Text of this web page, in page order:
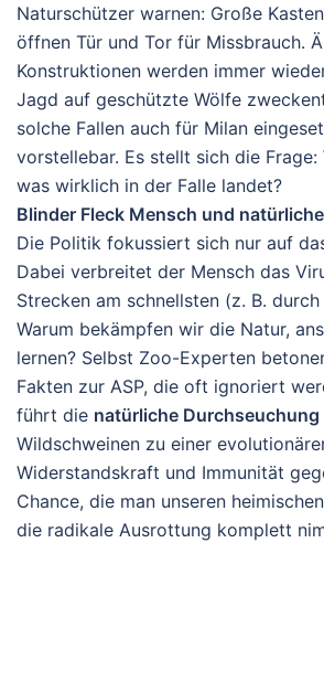
Naturschützer warnen: Große
öffnen Tür und Tor für Missbrauch.
Konstruktionen werden immer
Jagd auf geschützte Wölfe
solche Fallen auch für Milan
vorstellebar. Es stellt sich die
was wirklich in der Falle landet?
Blinder Fleck Mensch und
Die Politik fokussiert sich nur auf
Dabei verbreitet der Mensch das
Strecken am schnellsten (z. B.
Warum bekämpfen wir die Natur,
lernen? Selbst Zoo-Experten
Fakten zur ASP, die oft ignoriert
führt die natürliche Durchseuchung
Wildschweinen zu einer
Widerstandskraft und Immunität
Chance, die man unseren
die radikale Ausrottung komplett